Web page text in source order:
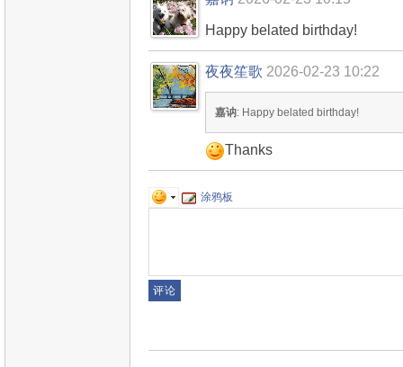
Happy belated birthday!
夜夜笙歌 2026-02-23 10:22
嘉讷: Happy belated birthday!
Thanks
涂鸦板